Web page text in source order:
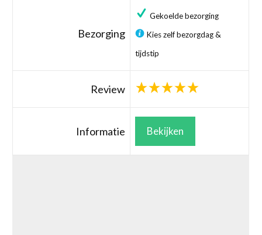
Bezorging
Gekoelde bezorging
Kies zelf bezorgdag &
tijdstip
Review
Informatie Bekijken